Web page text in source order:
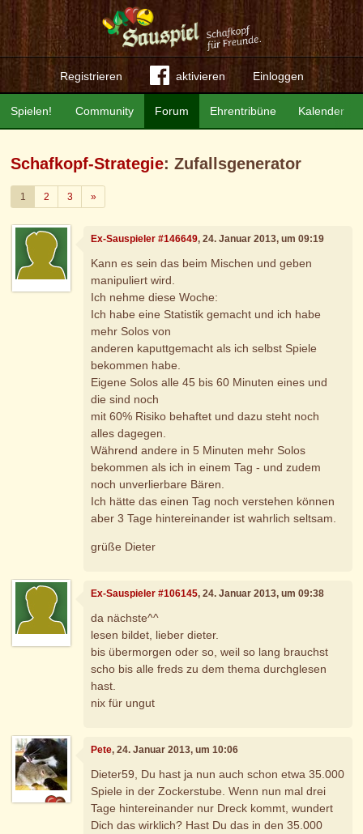
Registrieren aktivieren Einloggen
Community Forum Ehrentribüne Kalender
Spielen!
Schafkopf-Strategie: Zufallsgenerator
1 2 3 »Weiter
Ex-Sauspieler #146649, 24. Januar 2013, um 09:19
Kann es sein das beim Mischen und geben
manipuliert wird.
Ich nehme diese Woche:
Ich habe eine Statistik gemacht und ich habe
mehr Solos von
anderen kaputtgemacht als ich selbst Spiele
bekommen habe.
Eigene Solos alle 45 bis 60 Minuten eines und
die sind noch
mit 60% Risiko behaftet und dazu steht noch
alles dagegen.
Während andere in 5 Minuten mehr Solos
bekommen als ich in einem Tag - und zudem
noch unverlierbare Bären.
Ich hätte das einen Tag noch verstehen können
aber 3 Tage hintereinander ist wahrlich seltsam.
grüße Dieter
Ex-Sauspieler #106145, 24. Januar 2013, um 09:38
da nächste^^
lesen bildet, lieber dieter.
bis übermorgen oder so, weil so lang brauchst
scho bis alle freds zu dem thema durchglesen
hast.
nix für ungut
Pete, 24. Januar 2013, um 10:06
Dieter59, Du hast ja nun auch schon etwa 35.000
Spiele in der Zockerstube. Wenn nun mal drei
Tage hintereinander nur Dreck kommt, wundert
Dich das wirklich? Hast Du das in den 35.000